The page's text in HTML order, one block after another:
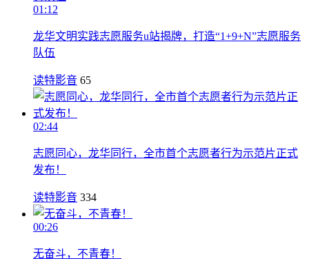
01:12
龙华文明实践志愿服务u站揭牌，打造“1+9+N”志愿服务
队伍
读特影音 65
02:44
志愿同心，龙华同行，全市首个志愿者行为示范片正式
发布！
读特影音 334
00:26
无奋斗，不青春！